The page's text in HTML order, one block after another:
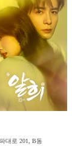
대로 201, B동